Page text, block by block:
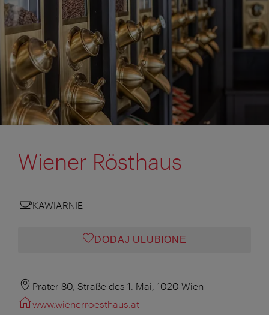
Wiener Rösthaus
KAWIARNIE
DODAJ ULUBIONE
Prater 80, Straße des 1. Mai, 1020 Wien
www.wienerroesthaus.at